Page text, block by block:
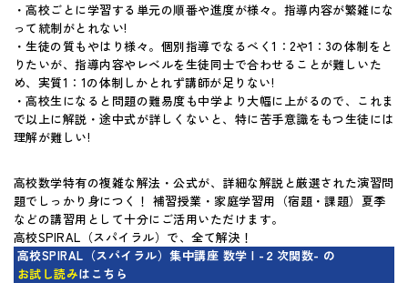
お問い合せ
マイページ
・高校ごとに学習する単元の順番や進度が様々。指導内容が繁雑にな
って統制がとれない!
・生徒の質もやはり様々。個別指導でなるべく1：2や1：3の体制をと
りたいが、指導内容やレベルを生徒同士で合わせることが難しいた
め、実質1：1の体制しかとれず講師が足りない!
・高校生になると問題の難易度も中学より大幅に上がるので、これま
で以上に解説・途中式が詳しくないと、特に苦手意識をもつ生徒には
理解が難しい!
高校数学特有の複雑な解法・公式が、詳細な解説と厳選された演習問
題でしっかり身につく！ 補習授業・家庭学習用（宿題・課題）夏季
などの講習用として十分にご活用いただけます。
高校SPIRAL（スパイラル）で、全て解決！
高校SPIRAL（スパイラル）集中講座 数学 I -２次関数- の
お試し読みはこちら